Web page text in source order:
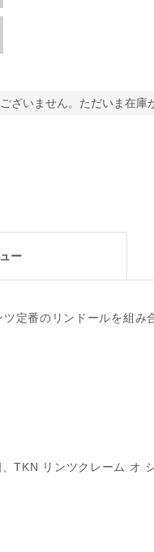
ざいません。ただいま在庫
ー
定番のリンドールを組み
TKN リンツクレーム オ